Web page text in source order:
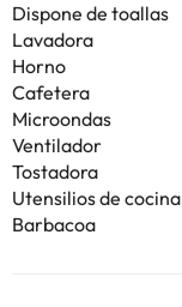
Dispone de toallas
Lavadora
Horno
Cafetera
Microondas
Ventilador
Tostadora
Utensilios de cocina
Barbacoa